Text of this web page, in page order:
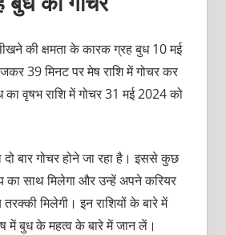
की क्षमता के कारक ग्रह बुध 10 मई
39 मिनट पर मेष राशि में गोचर कर
वृषभ राशि में गोचर 31 मई 2024 को
बार गोचर होने जा रहा है। इससे कुछ
का साथ मिलेगा और उन्‍हें अपने करियर
तरक्‍की मिलेगी। इन राशियों के बारे में
में बुध के महत्‍व के बारे में जान लें।